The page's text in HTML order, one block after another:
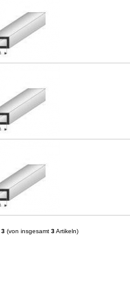
3 (von insgesamt 3Artikeln)